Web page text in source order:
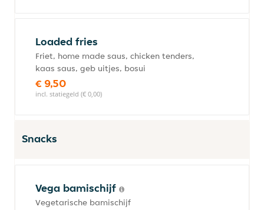
Loaded fries
Friet, home made saus, chicken tenders,
kaas saus, geb uitjes, bosui
€ 9,50
incl. statiegeld (€ 0,00)
Snacks
Vega bamischijf
Vegetarische bamischijf